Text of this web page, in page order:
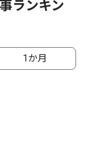
ランキン
1か月